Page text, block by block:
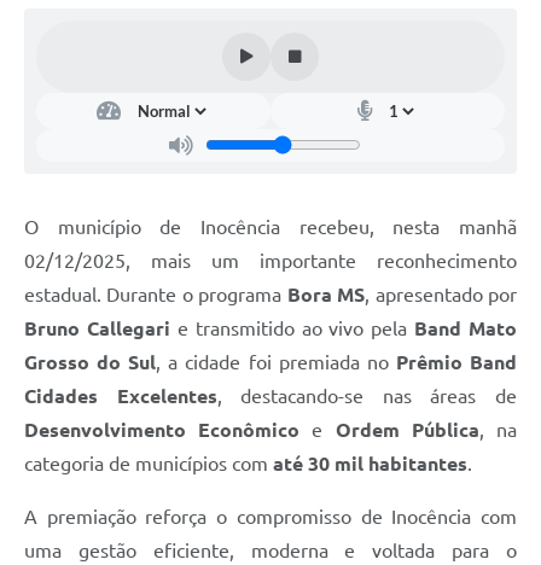
O município de Inocência recebeu, nesta manhã
02/12/2025, mais um importante reconhecimento
estadual. Durante o programa Bora MS , apresentado por
Bruno Callegari e transmitido ao vivo pela Band Mato
Grosso do Sul , a cidade foi premiada no Prêmio Band
Cidades Excelentes , destacando-se nas áreas de
Desenvolvimento Econômico e Ordem Pública , na
categoria de municípios com até 30 mil habitantes
A premiação reforça o compromisso de Inocência com
uma gestão eficiente, moderna e voltada para o